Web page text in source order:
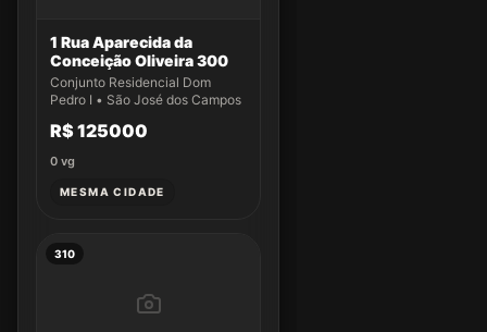
1 Rua Aparecida da
Conceição Oliveira 300
Conjunto Residencial Dom
Pedro I • São José dos Campos
R$ 125000
0 vg
MESMA CIDADE
310